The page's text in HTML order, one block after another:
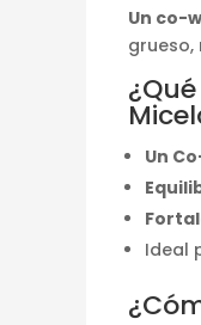
Un co-
Un
Ideal